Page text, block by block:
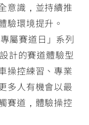
意識，並持續推
驗環境提升。
屬賽道日」系列
計的賽道體驗型
操控練習、專業
多人有機會以最
賽道，體驗操控